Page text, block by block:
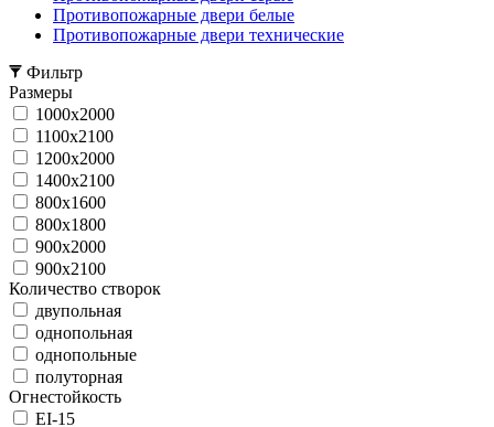
Противопожарные двери белые
Противопожарные двери технические
Фильтр
Размеры
1000x2000
1100x2100
1200x2000
1400x2100
800x1600
800x1800
900x2000
900x2100
Количество створок
двупольная
однопольная
однопольные
полуторная
Огнестойкость
EI-15